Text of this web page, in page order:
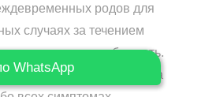
родов для
случаях за течением
тщательно наблюдать.
что она должна
WhatsApp